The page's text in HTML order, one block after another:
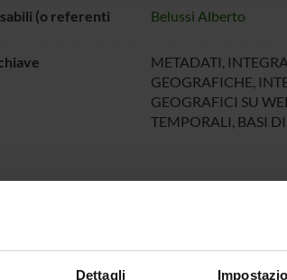
Dettagli
(o referenti
Belussi Alberto
METADATI,
GEOGRAFICHE,
GEOGRAFICI SU
TEMPORALI, BASI
di ricerca dell'unità dell'Università di
questo primo punto riguarderà la
di metadati nelle basi di dati